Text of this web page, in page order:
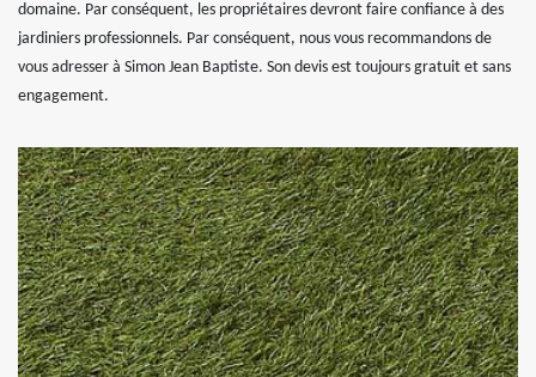
domaine. Par conséquent, les propriétaires devront faire confiance à des
jardiniers professionnels. Par conséquent, nous vous recommandons de
vous adresser à Simon Jean Baptiste. Son devis est toujours gratuit et sans
engagement.